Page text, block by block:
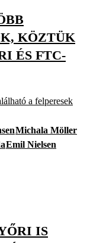
KÖZTÜK
ÉS FTC-
a felperesek
Michala Möller
Emil Nielsen
IS